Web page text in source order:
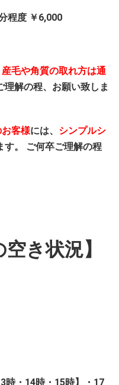
程度 ￥6,000
産毛や角質の取れ方は通
理解の程、お願い致しま
客様には、 シンプルシ
す。 ご何卒ご理解の程
き状況】
時・14時・15時】・17